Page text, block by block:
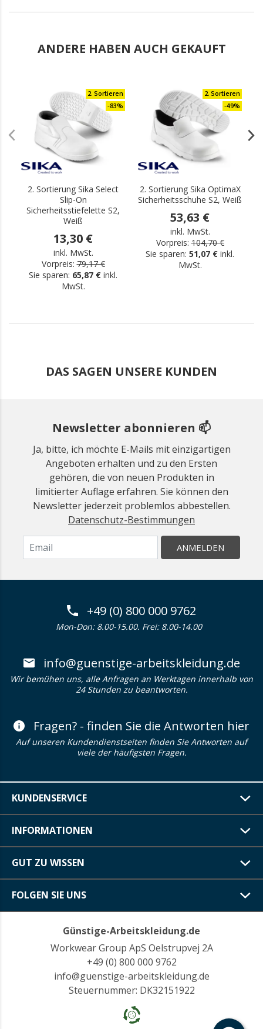
ANDERE HABEN AUCH GEKAUFT
2. Sortieren
-83%
2. Sortierung Sika Select
Slip-On
Sicherheitsstiefelette S2,
Weiß
13,30 €
inkl. MwSt.
Vorpreis: 79,17 €
Sie sparen: 65,87 € inkl.
MwSt.
2. Sortieren
-49%
2. Sortierung Sika OptimaX
Sicherheitsschuhe S2, Weiß
53,63 €
inkl. MwSt.
Vorpreis: 104,70 €
Sie sparen: 51,07 € inkl.
MwSt.
DAS SAGEN UNSERE KUNDEN
Newsletter abonnieren 📫
Ja, bitte, ich möchte E-Mails mit einzigartigen
Angeboten erhalten und zu den Ersten
gehören, die von neuen Produkten in
limitierter Auflage erfahren. Sie können den
Newsletter jederzeit problemlos abbestellen.
Datenschutz-Bestimmungen
ANMELDEN
+49 (0) 800 000 9762
Mon-Don: 8.00-15.00. Frei: 8.00-14.00
info@guenstige-arbeitskleidung.de
Wir bemühen uns, alle Anfragen an Werktagen innerhalb von
24 Stunden zu beantworten.
Fragen? - finden Sie die Antworten hier
Auf unseren Kundendienstseiten finden Sie Antworten auf
viele der häufigsten Fragen.
KUNDENSERVICE
INFORMATIONEN
GUT ZU WISSEN
FOLGEN SIE UNS
Günstige-Arbeitskleidung.de
Workwear Group ApS Oelstrupvej 2A
+49 (0) 800 000 9762
info@guenstige-arbeitskleidung.de
Steuernummer: DK32151922